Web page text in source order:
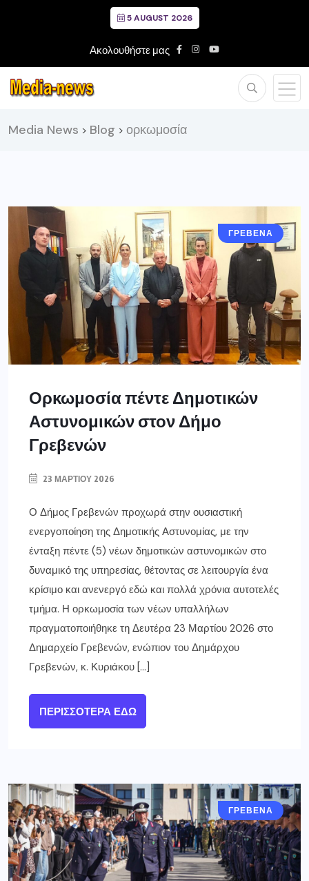
5 AUGUST 2026
Ακολουθήστε μας
Media News > Blog > ορκωμοσία
ΓΡΕΒΕΝΑ
Ορκωμοσία πέντε Δημοτικών
Αστυνομικών στον Δήμο
Γρεβενών
23 ΜΑΡΤΊΟΥ 2026
Ο Δήμος Γρεβενών προχωρά στην ουσιαστική
ενεργοποίηση της Δημοτικής Αστυνομίας, με την
ένταξη πέντε (5) νέων δημοτικών αστυνομικών στο
δυναμικό της υπηρεσίας, θέτοντας σε λειτουργία ένα
κρίσιμο και ανενεργό εδώ και πολλά χρόνια αυτοτελές
τμήμα. Η ορκωμοσία των νέων υπαλλήλων
πραγματοποιήθηκε τη Δευτέρα 23 Μαρτίου 2026 στο
Δημαρχείο Γρεβενών, ενώπιον του Δημάρχου
Γρεβενών, κ. Κυριάκου […]
ΠΕΡΙΣΣΌΤΕΡΑ ΕΔΏ
ΓΡΕΒΕΝΑ